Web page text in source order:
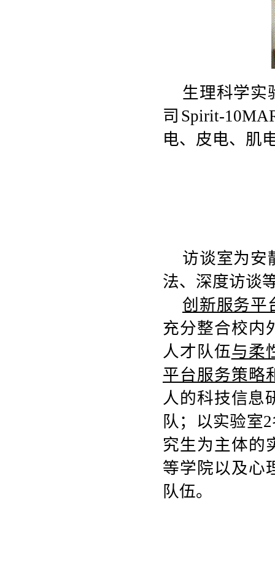
生理科学实
司 Spirit-
电、皮电、肌
访谈室为安
法、深度访谈
创新服务平
充分整合校内
人才队伍与柔
平台服务策略
人的科技信息
队；以实验室2
究生为主体的
等学院以及心
队伍。